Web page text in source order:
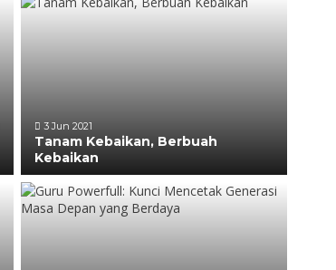
3 Jun 2021
Tanam Kebaikan, Berbuah
Kebaikan